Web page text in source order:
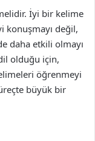
İyi bir kelime
konuşmayı değil,
daha etkili olmayı
olduğu için,
öğrenmeyi
büyük bir